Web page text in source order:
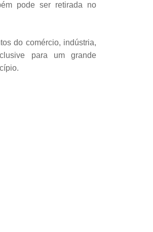
pode ser retirada no
do comércio, indústria,
para um grande